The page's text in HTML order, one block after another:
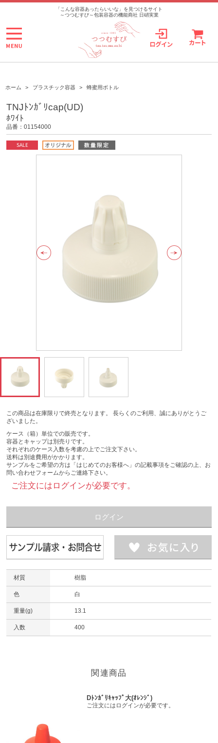
>
「こんな容器あったらいいな」を見つけるサイト
～つつむすび～包装容器の機能商社 日硝実業
ホーム > プラスチック容器 > 蜂蜜用ボトル
TNJﾄﾝｶﾞﾘcap(UD)
ﾎﾜｲﾄ
品番：01154000
この商品は在庫限りで終売となります。 長らくのご利用、誠にありがとうご
ざいました。
ケース（箱）単位での販売です。
容器とキャップは別売りです。
それぞれのケース入数を考慮の上でご注文下さい。
送料は別途費用がかかります。
サンプルをご希望の方は「はじめてのお客様へ」の記載事項をご確認の上、お
問い合わせフォームからご連絡下さい。
ご注文にはログインが必要です。
ログイン
材質 樹脂
色 白
重量(g) 13.1
入数 400
関連商品
Dﾄﾝｶﾞﾘｷｬｯﾌﾟ大(ｵﾚﾝｼﾞ)
ご注文にはログインが必要です。